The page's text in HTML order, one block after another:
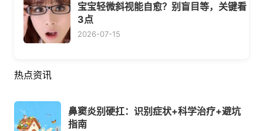
宝宝轻微斜视能自愈？别盲目等，关键看
3点
2026-07-15
热点资讯
鼻窦炎别硬扛：识别症状+科学治疗+避坑
指南